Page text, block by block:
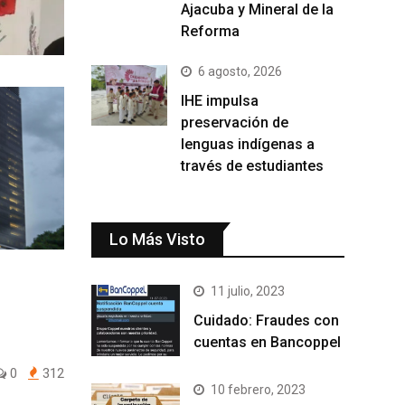
0 312
Ajacuba y Mineral de la
Reforma
6 agosto, 2026
IHE impulsa
preservación de
lenguas indígenas a
través de estudiantes
Lo Más Visto
11 julio, 2023
Cuidado: Fraudes con
cuentas en Bancoppel
10 febrero, 2023